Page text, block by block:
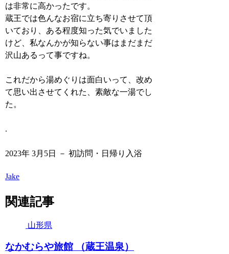
は非常に高かったです。
蔵王では色んなお宿に立ち寄りさせて頂
いており、ある程度知った気でいました
けど、私なんかが知らない事はまだまだ
沢山あるって事ですね。
これだから湯めぐりは面白いって、改め
て思い出させてくれた、素敵な一湯でし
た。
.
2023年 3月5日 － 初訪問・日帰り入浴
Jake
関連記事
山形県
なかむらや旅館 （蔵王温泉）